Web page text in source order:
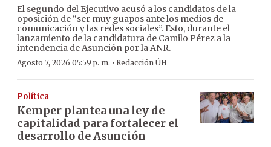
El segundo del Ejecutivo acusó a los candidatos de la
oposición de “ser muy guapos ante los medios de
comunicación y las redes sociales”. Esto, durante el
lanzamiento de la candidatura de Camilo Pérez a la
intendencia de Asunción por la ANR.
Agosto 7, 2026 05:59 p. m. · Redacción ÚH
Política
Kemper plantea una ley de
capitalidad para fortalecer el
desarrollo de Asunción